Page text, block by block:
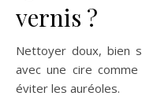
vernis ?
Nettoyer doux, bien
avec une cire comme
éviter les auréoles.